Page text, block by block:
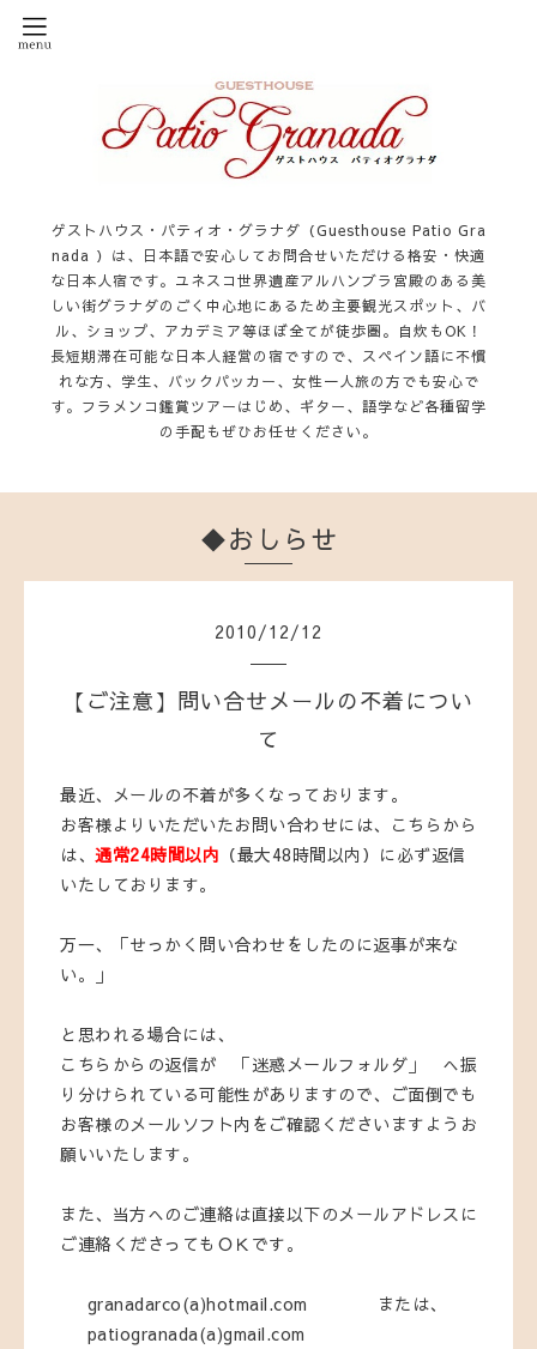
ゲストハウス・パティオ・グラナダ（Guesthouse Patio Gra
nada ）は、日本語で安心してお問合せいただける格安・快適
な日本人宿です。ユネスコ世界遺産アルハンブラ宮殿のある美
しい街グラナダのごく中心地にあるため主要観光スポット、バ
ル、ショップ、アカデミア等ほぼ全てが徒歩圏。自炊もOK！
長短期滞在可能な日本人経営の宿ですので、スペイン語に不慣
れな方、学生、バックパッカー、女性一人旅の方でも安心で
す。フラメンコ鑑賞ツアーはじめ、ギター、語学など各種留学
の手配もぜひお任せください。
◆おしらせ
2010/12/12
【ご注意】問い合せメールの不着につい
て
最近、メールの不着が多くなっております。
お客様よりいただいたお問い合わせには、こちらから
は、 通常24時間以内 （最大48時間以内）に必ず返信
いたしております。
万一、「せっかく問い合わせをしたのに返事が来な
い。」
と思われる場合には、
こちらからの返信が 「迷惑メールフォルダ」 へ振
り分けられている可能性がありますので、ご面倒でも
お客様のメールソフト内をご確認くださいますようお
願いいたします。
また、当方へのご連絡は直接以下のメールアドレスに
ご連絡くださってもＯＫです。
granadarco(a)hotmail.com または、
patiogranada(a)gmail.com